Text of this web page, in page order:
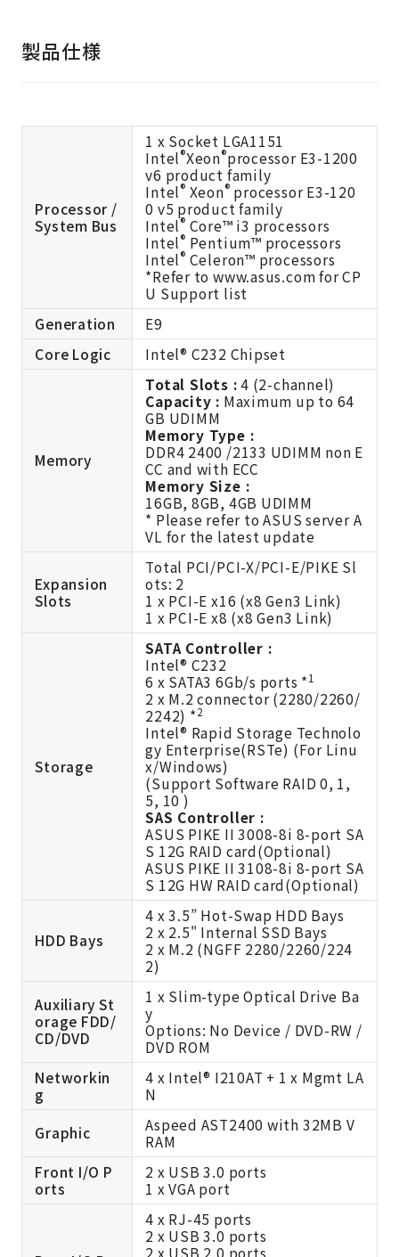
製品仕様
Processor /
System Bus
1 x Socket LGA1151
Intel®Xeon®processor E3-1200
v6 product family
Intel® Xeon® processor E3-120
0 v5 product family
Intel® Core™ i3 processors
Intel® Pentium™ processors
Intel® Celeron™ processors
*Refer to www.asus.com for CP
U Support list
Generation
E9
Core Logic
Intel® C232 Chipset
Memory
Total Slots :4 (2-channel)
Capacity : Maximum up to 64
GB UDIMM
Memory Type :
DDR4 2400 /2133 UDIMM non E
CC and with ECC
Memory Size :
16GB, 8GB, 4GB UDIMM
* Please refer to ASUS server A
VL for the latest update
Expansion
Slots
Total PCI/PCI-X/PCI-E/PIKE Sl
ots: 2
1 x PCI-E x16 (x8 Gen3 Link)
1 x PCI-E x8 (x8 Gen3 Link)
Storage
SATA Controller :
Intel® C232
6 x SATA3 6Gb/s ports *1
2 x M.2 connector (2280/2260/
2242) *2
Intel® Rapid Storage Technolo
gy Enterprise(RSTe) (For Linu
x/Windows)
(Support Software RAID 0, 1,
5, 10 )
SAS Controller :
ASUS PIKE II 3008-8i 8-port SA
S 12G RAID card(Optional)
ASUS PIKE II 3108-8i 8-port SA
S 12G HW RAID card(Optional)
HDD Bays
4 x 3.5” Hot-Swap HDD Bays
2 x 2.5" Internal SSD Bays
2 x M.2 (NGFF 2280/2260/224
2)
Auxiliary St
orage FDD/
CD/DVD
1 x Slim-type Optical Drive Ba
y
Options: No Device / DVD-RW /
DVD ROM
Networkin
g
4 x Intel® I210AT + 1 x Mgmt LA
N
Graphic
Aspeed AST2400 with 32MB V
RAM
Front I/O P
orts
2 x USB 3.0 ports
1 x VGA port
4 x RJ-45 ports
2 x USB 3.0 ports
2 x USB 2.0 ports